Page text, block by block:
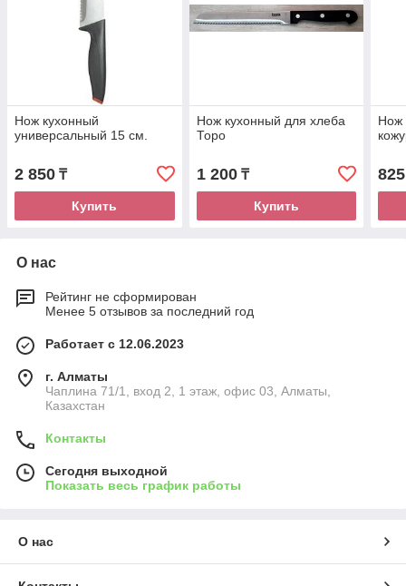
Нож кухонный
универсальный 15 см.
2 850 ₸
Купить
Нож кухонный для хлеба
Торо
1 200₸
Купить
Нож
825
О нас
Рейтинг не сформирован
Менее 5 отзывов за последний год
Работает с 12.06.2023
г. Алматы
Чаплина 71/1, вход 2, 1 этаж, офис 03, Алматы,
Казахстан
Контакты
Сегодня выходной
Показать весь график работы
О нас